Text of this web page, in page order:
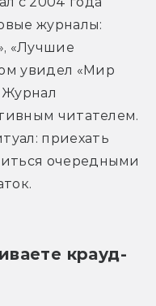
журналы:
«Лучшие
увидел «Мир
Журнал
читателем.
приехать
очередными
крауд-